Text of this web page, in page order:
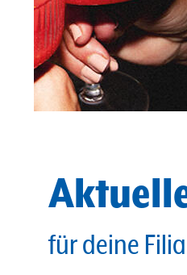
für deine